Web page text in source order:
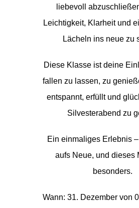
liebevoll
Leichtigkeit, Klarheit und
Lächeln ins neue zu
Diese Klasse ist deine
fallen zu lassen, zu
entspannt, erfüllt und
Silvesterabend zu
Ein einmaliges Erlebnis
aufs Neue, und dieses
besonders.
Wann: 31. Dezember von